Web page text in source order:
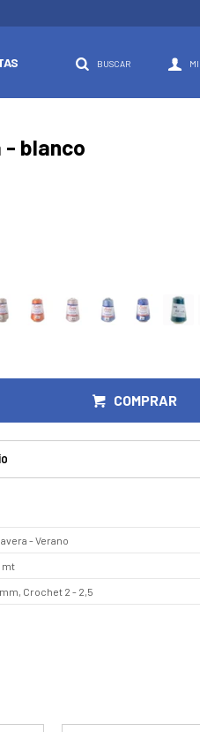
- blanco
COMPRAR
- Verano
mt
Crochet 2 - 2,5